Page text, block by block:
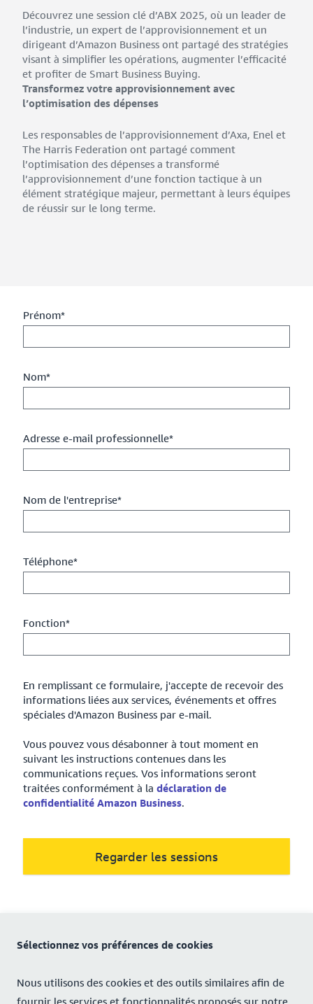
Découvrez une session clé d’ABX 2025, où un leader de
l’industrie, un expert de l’approvisionnement et un
dirigeant d’Amazon Business ont partagé des stratégies
visant à simplifier les opérations, augmenter l’efficacité
et profiter de Smart Business Buying.
Transformez votre approvisionnement avec
l’optimisation des dépenses
Les responsables de l’approvisionnement d’Axa, Enel et
The Harris Federation ont partagé comment
l’optimisation des dépenses a transformé
l’approvisionnement d’une fonction tactique à un
élément stratégique majeur, permettant à leurs équipes
de réussir sur le long terme.
Prénom*
Nom*
Adresse e-mail professionnelle*
Nom de l'entreprise*
Téléphone*
Fonction*
En remplissant ce formulaire, j'accepte de recevoir des
informations liées aux services, événements et offres
spéciales d'Amazon Business par e-mail.
Vous pouvez vous désabonner à tout moment en
suivant les instructions contenues dans les
communications reçues. Vos informations seront
traitées conformément à la déclaration de
confidentialité Amazon Business.
Regarder les sessions
Sélectionnez vos préférences de cookies
Nous utilisons des cookies et des outils similaires afin de
fournir les services et fonctionnalités proposés sur notre